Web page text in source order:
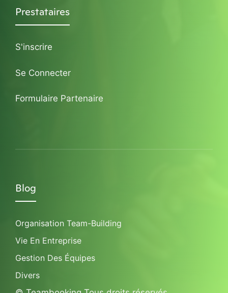
Prestataires
S'inscrire
Se Connecter
Formulaire Partenaire
Blog
Organisation Team-Building
Vie En Entreprise
Gestion Des Équipes
Divers